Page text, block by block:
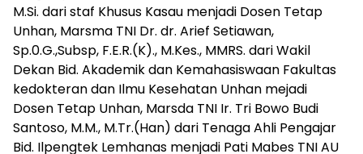
M.Si. dari staf Khusus Kasau menjadi Dosen Tetap
Unhan, Marsma TNI Dr. dr. Arief Setiawan,
Sp.0.G.,Subsp, F.E.R.(K)., M.Kes., MMRS. dari Wakil
Dekan Bid. Akademik dan Kemahasiswaan Fakultas
kedokteran dan Ilmu Kesehatan Unhan mejadi
Dosen Tetap Unhan, Marsda TNI Ir. Tri Bowo Budi
Santoso, M.M., M.Tr.(Han) dari Tenaga Ahli Pengajar
Bid. Ilpengtek Lemhanas menjadi Pati Mabes TNI AU